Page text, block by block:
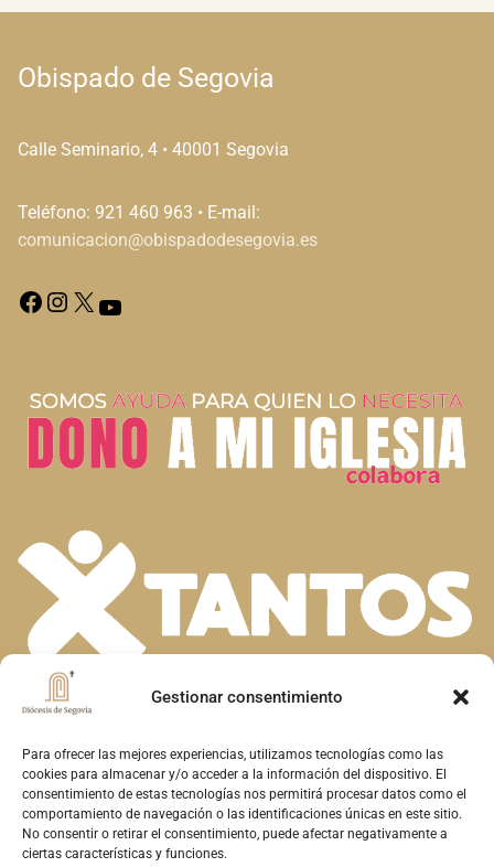
Gestionar consentimiento
Para ofrecer las mejores experiencias, utilizamos tecnologías como las
cookies para almacenar y/o acceder a la información del dispositivo. El
consentimiento de estas tecnologías nos permitirá procesar datos como el
comportamiento de navegación o las identificaciones únicas en este sitio.
No consentir o retirar el consentimiento, puede afectar negativamente a
ciertas características y funciones.
Obispado de Segovia
Calle Seminario, 4 • 40001 Segovia
Teléfono: 921 460 963 • E-mail:
comunicacion@obispadodesegovia.es
En la diversidad de dones que el Espíritu
Santo concede a la Iglesia, descubrimos la
riqueza de nuestra fe. Unidos en la oración y
el servicio, construimos juntos el Reino de
Dios en Segovia, reflejando el amor y la